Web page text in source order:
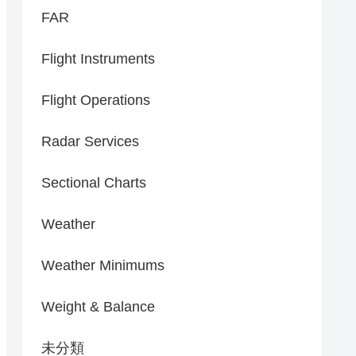
FAR
Flight Instruments
Flight Operations
Radar Services
Sectional Charts
Weather
Weather Minimums
Weight & Balance
未分類